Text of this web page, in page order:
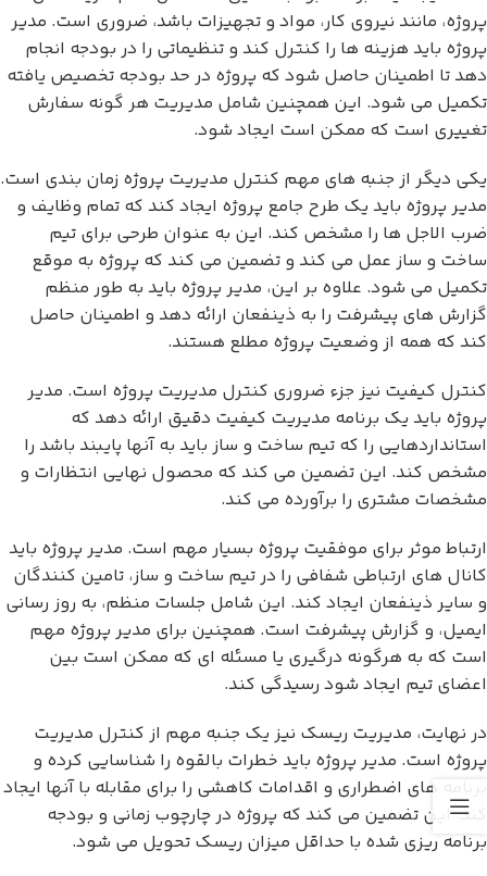
پروژه، مانند نیروی کار، مواد و تجهیزات باشد، ضروری است. مدیر
پروژه باید هزینه ها را کنترل کند و تنظیماتی را در بودجه انجام
دهد تا اطمینان حاصل شود که پروژه در حد بودجه تخصیص یافته
تکمیل می شود. این همچنین شامل مدیریت هر گونه سفارش
تغییری است که ممکن است ایجاد شود.
یکی دیگر از جنبه های مهم کنترل مدیریت پروژه زمان بندی است.
مدیر پروژه باید یک طرح جامع پروژه ایجاد کند که تمام وظایف و
ضرب الاجل ها را مشخص کند. این به عنوان طرحی برای تیم
ساخت و ساز عمل می کند و تضمین می کند که پروژه به موقع
تکمیل می شود. علاوه بر این، مدیر پروژه باید به طور منظم
گزارش های پیشرفت را به ذینفعان ارائه دهد و اطمینان حاصل
کند که همه از وضعیت پروژه مطلع هستند.
کنترل کیفیت نیز جزء ضروری کنترل مدیریت پروژه است. مدیر
پروژه باید یک برنامه مدیریت کیفیت دقیق ارائه دهد که
استانداردهایی را که تیم ساخت و ساز باید به آنها پایبند باشد را
مشخص کند. این تضمین می کند که محصول نهایی انتظارات و
مشخصات مشتری را برآورده می کند.
ارتباط موثر برای موفقیت پروژه بسیار مهم است. مدیر پروژه باید
کانال های ارتباطی شفافی را در تیم ساخت و ساز، تامین کنندگان
و سایر ذینفعان ایجاد کند. این شامل جلسات منظم، به روز رسانی
ایمیل، و گزارش پیشرفت است. همچنین برای مدیر پروژه مهم
است که به هرگونه درگیری یا مسئله ای که ممکن است بین
اعضای تیم ایجاد شود رسیدگی کند.
در نهایت، مدیریت ریسک نیز یک جنبه مهم از کنترل مدیریت
پروژه است. مدیر پروژه باید خطرات بالقوه را شناسایی کرده و
برنامه های اضطراری و اقدامات کاهشی را برای مقابله با آنها ایجاد
کند. این تضمین می کند که پروژه در چارچوب زمانی و بودجه
برنامه ریزی شده با حداقل میزان ریسک تحویل می شود.